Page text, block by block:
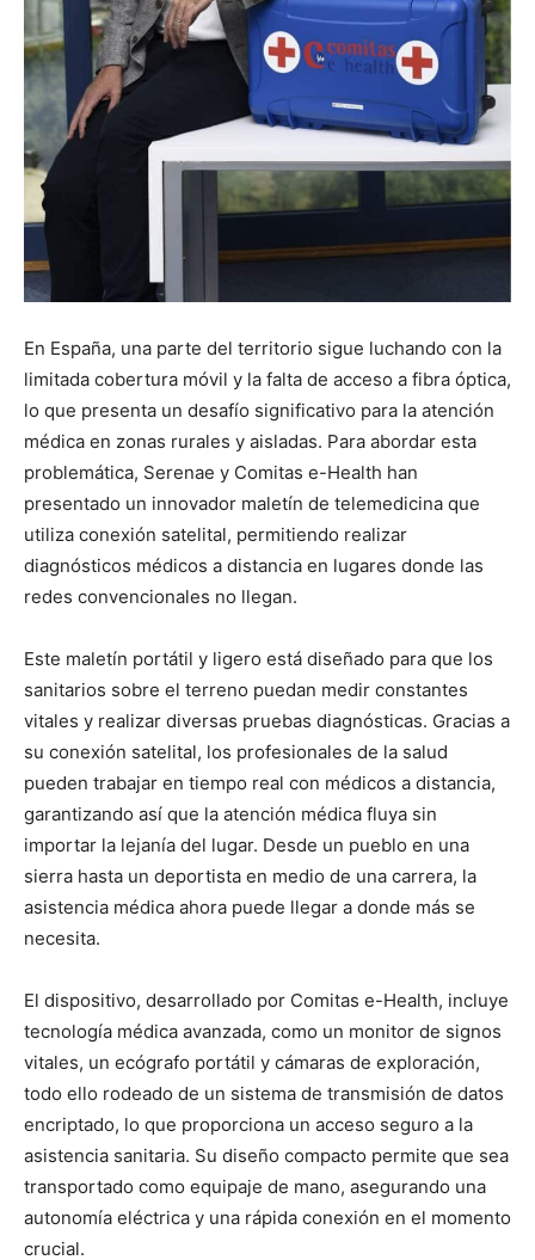
En España, una parte del territorio sigue luchando con la
limitada cobertura móvil y la falta de acceso a fibra óptica,
lo que presenta un desafío significativo para la atención
médica en zonas rurales y aisladas. Para abordar esta
problemática, Serenae y Comitas e-Health han
presentado un innovador maletín de telemedicina que
utiliza conexión satelital, permitiendo realizar
diagnósticos médicos a distancia en lugares donde las
redes convencionales no llegan.
Este maletín portátil y ligero está diseñado para que los
sanitarios sobre el terreno puedan medir constantes
vitales y realizar diversas pruebas diagnósticas. Gracias a
su conexión satelital, los profesionales de la salud
pueden trabajar en tiempo real con médicos a distancia,
garantizando así que la atención médica fluya sin
importar la lejanía del lugar. Desde un pueblo en una
sierra hasta un deportista en medio de una carrera, la
asistencia médica ahora puede llegar a donde más se
necesita.
El dispositivo, desarrollado por Comitas e-Health, incluye
tecnología médica avanzada, como un monitor de signos
vitales, un ecógrafo portátil y cámaras de exploración,
todo ello rodeado de un sistema de transmisión de datos
encriptado, lo que proporciona un acceso seguro a la
asistencia sanitaria. Su diseño compacto permite que sea
transportado como equipaje de mano, asegurando una
autonomía eléctrica y una rápida conexión en el momento
crucial.